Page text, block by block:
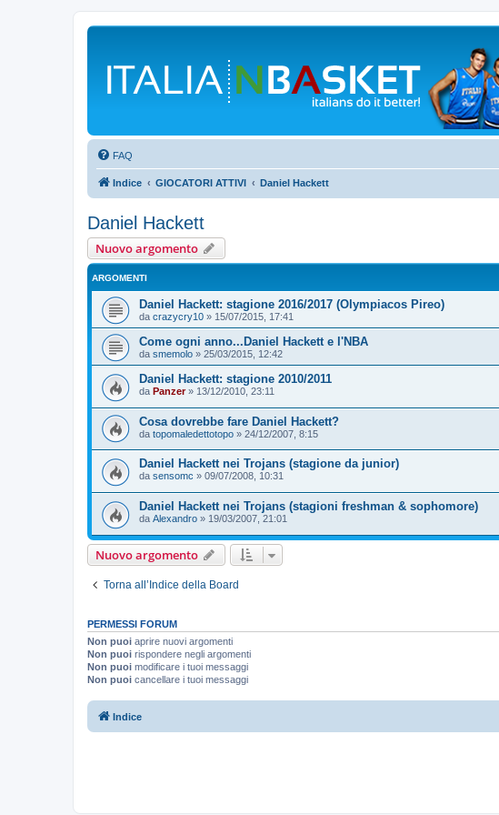
FAQ
Indice GIOCATORI ATTIVI Daniel Hackett
Daniel Hackett
Nuovo argomento
ARGOMENTI
Daniel Hackett: stagione 2016/2017 (Olympiacos Pireo)
da crazycry10 » 15/07/2015, 17:41
Come ogni anno...Daniel Hackett e l'NBA
da smemolo » 25/03/2015, 12:42
Daniel Hackett: stagione 2010/2011
da Panzer» 13/12/2010, 23:11
Cosa dovrebbe fare Daniel Hackett?
da topomaledettotopo » 24/12/2007, 8:15
Daniel Hackett nei Trojans (stagione da junior)
da sensomc » 09/07/2008, 10:31
Daniel Hackett nei Trojans (stagioni freshman & sophomore)
da Alexandro » 19/03/2007, 21:01
Nuovo argomento
Torna all’Indice della Board
PERMESSI FORUM
Non puoi aprire nuovi argomenti
Non puoi rispondere negli argomenti
Non puoi modificare i tuoi messaggi
Non puoi cancellare i tuoi messaggi
Indice